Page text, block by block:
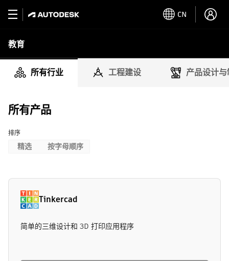
CN
教育
所有行业 工程建设 产品设计
所有产品
排序
精选 按字母顺序
Tinkercad
简单的三维设计和 3D 打印应用程序